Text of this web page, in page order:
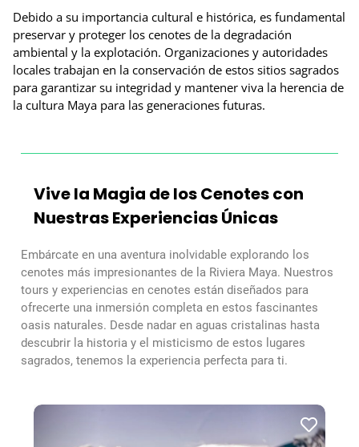
Debido a su importancia cultural e histórica, es fundamental
preservar y proteger los cenotes de la degradación
ambiental y la explotación. Organizaciones y autoridades
locales trabajan en la conservación de estos sitios sagrados
para garantizar su integridad y mantener viva la herencia de
la cultura Maya para las generaciones futuras.
Vive la Magia de los Cenotes con
Nuestras Experiencias Únicas
Embárcate en una aventura inolvidable explorando los
cenotes más impresionantes de la Riviera Maya. Nuestros
tours y experiencias en cenotes están diseñados para
ofrecerte una inmersión completa en estos fascinantes
oasis naturales. Desde nadar en aguas cristalinas hasta
descubrir la historia y el misticismo de estos lugares
sagrados, tenemos la experiencia perfecta para ti.